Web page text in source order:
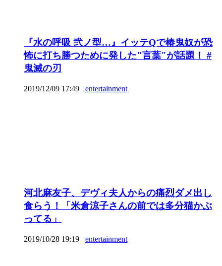
『水の呼吸 弐ノ型…』イッテQで椿鬼奴が恐
怖に打ち勝つために発した"言葉"が話題！ #
鬼滅の刃
2019/12/09 17:49 entertainment
河北麻友子、デヴィ夫人からの痛烈ダメ出し
食らう！「米倉涼子さんの前では多分猫かぶ
ってる」
2019/10/28 19:19 entertainment